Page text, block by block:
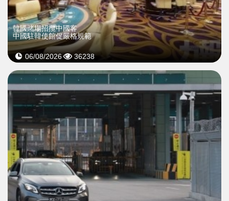
韓國賭場招攬中國客
中國駐韓使館促嚴格規範
06/08/2026 36238